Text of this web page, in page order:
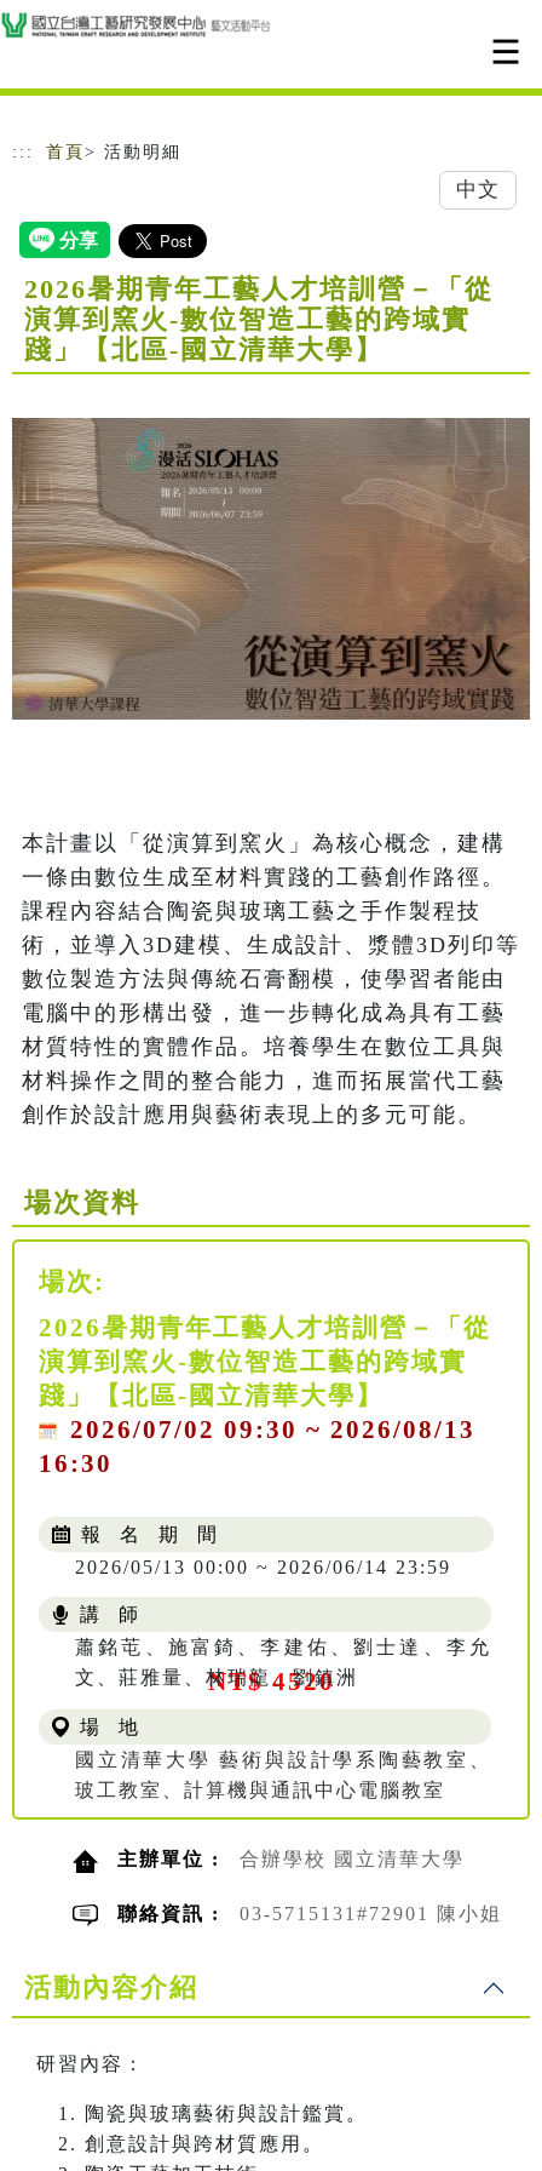
跳到主要內容
網站導覽
::: 首頁 > 活動明細
中文
2026暑期青年工藝人才培訓營－「從
演算到窯火-數位智造工藝的跨域實
踐」【北區-國立清華大學】
本計畫以「從演算到窯火」為核心概念，建構
一條由數位生成至材料實踐的工藝創作路徑。
課程內容結合陶瓷與玻璃工藝之手作製程技
術，並導入3D建模、生成設計、漿體3D列印等
數位製造方法與傳統石膏翻模，使學習者能由
電腦中的形構出發，進一步轉化成為具有工藝
材質特性的實體作品。培養學生在數位工具與
材料操作之間的整合能力，進而拓展當代工藝
創作於設計應用與藝術表現上的多元可能。
場次資料
場次:
2026暑期青年工藝人才培訓營－「從
演算到窯火-數位智造工藝的跨域實
踐」【北區-國立清華大學】
2026/07/02 09:30 ~ 2026/08/13
16:30
NT$ 4520
報 名 期 間
2026/05/13 00:00 ~ 2026/06/14 23:59
講 師
蕭銘芚、施富錡、李建佑、劉士達、李允
文、莊雅量、林瑞龍、劉鎮洲
場 地
國立清華大學 藝術與設計學系陶藝教室、
玻工教室、計算機與通訊中心電腦教室
主辦單位 : 合辦學校 國立清華大學
聯絡資訊 : 03-5715131#72901 陳小姐
活動內容介紹
研習內容：
陶瓷與玻璃藝術與設計鑑賞 。
創意設計與跨材質應用 。